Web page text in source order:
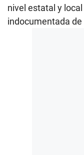
nivel estatal y
indocumentada